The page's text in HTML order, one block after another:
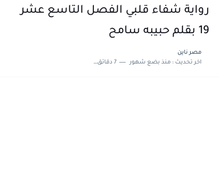
رواية شفاء قلبي الفصل التاسع عشر
19 بقلم حبيبه سامح
مصر ناين
اخر تحديث :منذ بضع شهور 7 دقائق للقراءة